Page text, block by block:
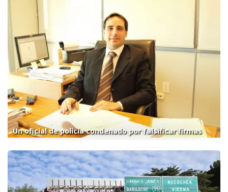
Un oficial de policía condenado por falsificar firmas